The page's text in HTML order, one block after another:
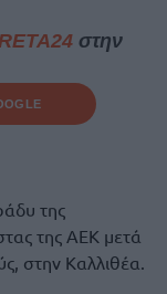
στην
της
της ΑΕΚ μετά
στην Καλλιθέα.